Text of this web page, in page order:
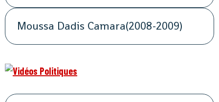
Moussa Dadis Camara(2008-2009)